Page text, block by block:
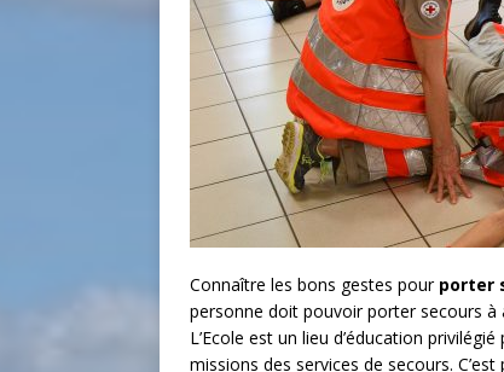
Connaître les bons gestes pour porter
personne doit pouvoir porter secours à
L’Ecole est un lieu d’éducation
missions des services de secours.